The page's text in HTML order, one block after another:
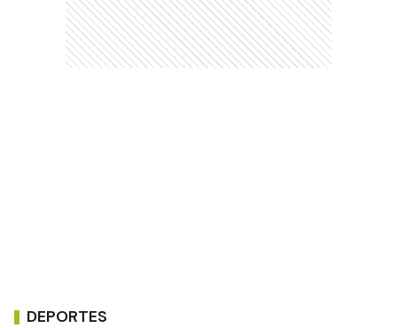
DEPORTES